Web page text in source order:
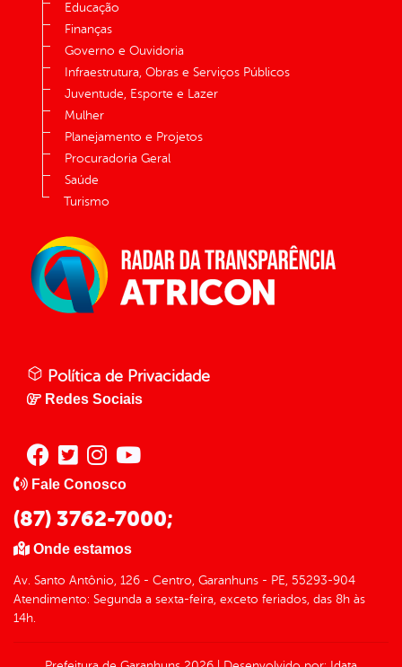
Educação
Finanças
Governo e Ouvidoria
Infraestrutura, Obras e Serviços Públicos
Juventude, Esporte e Lazer
Mulher
Planejamento e Projetos
Procuradoria Geral
Saúde
Turismo
Política de Privacidade
Redes Sociais
Fale Conosco
(87) 3762-7000;
Onde estamos
Av. Santo Antônio, 126 - Centro, Garanhuns - PE, 55293-904
Atendimento: Segunda a sexta-feira, exceto feriados, das 8h às
14h.